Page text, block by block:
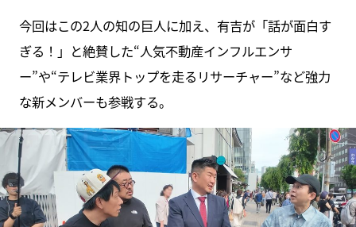
今回はこの2人の知の巨人に加え、有吉が「話が面白す
ぎる！」と絶賛した“人気不動産インフルエンサ
ー”や“テレビ業界トップを走るリサーチャー”など強力
な新メンバーも参戦する。